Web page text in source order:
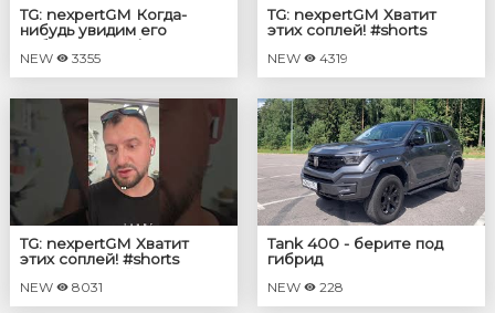
TG: nexpertGM Когда-
нибудь увидим его
собранным? #shorts
#независимыйэксперт
#георгиймедведев #авто
NEW 3355
TG: nexpertGM Хватит
этих соплей! #shorts
#георгиймедведев
NEW 4319
TG: nexpertGM Хватит
этих соплей! #shorts
#георгиймедведев #авто
NEW 8031
Tank 400 - берите под
гибрид
NEW 228